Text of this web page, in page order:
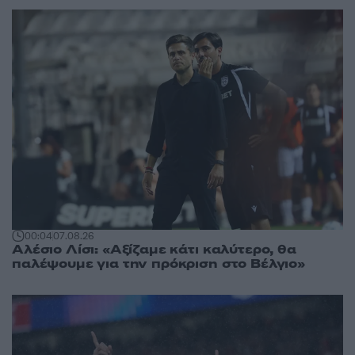
00:0407.08.26
Αλέσιο Λίσι: «Αξίζαμε κάτι καλύτερο, θα
παλέψουμε για την πρόκριση στο Βέλγιο»